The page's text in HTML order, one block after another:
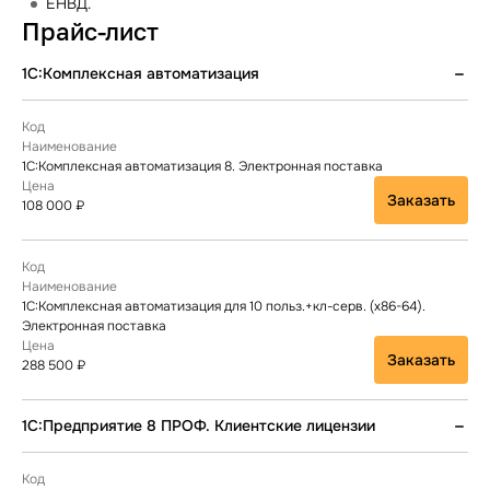
Прайс-лист
1С:Комплексная автоматизация
1С:Комплексная автоматизация 8. Электронная поставка
108 000 ₽ Заказать
1С:Комплексная автоматизация для 10 польз.+кл-серв. (x86-64).
Электронная поставка
288 500 ₽ Заказать
1С:Предприятие 8 ПРОФ. Клиентские лицензии